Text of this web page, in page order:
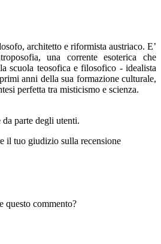
architetto e riformista austriaco. E’
una corrente esoterica che
scuola teosofica e filosofico - idealista
anni della sua formazione culturale,
perfetta tra misticismo e scienza.
da parte degli utenti.
il tuo giudizio sulla recensione
questo commento?